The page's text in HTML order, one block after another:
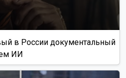
в России документальный
ИИ